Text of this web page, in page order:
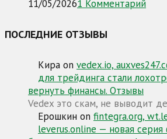
11/05/20261 Комментарий
ПОСЛЕДНИЕ ОТЗЫВЫ
Кира on vedex.io,
для трейдинга стали
вернуть финансы. Отзывы
Vedex это скам, не выводит
Ерошкин on fintegra.org,
leverus.online — новая